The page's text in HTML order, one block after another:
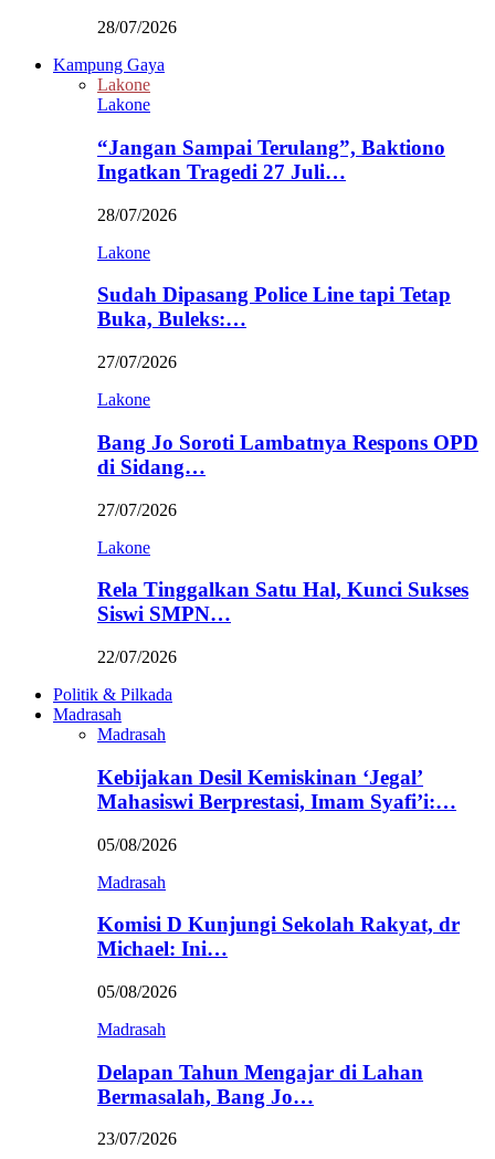
28/07/2026
Kampung Gaya
Lakone
Lakone
“Jangan Sampai Terulang”, Baktiono
Ingatkan Tragedi 27 Juli…
28/07/2026
Lakone
Sudah Dipasang Police Line tapi Tetap
Buka, Buleks:…
27/07/2026
Lakone
Bang Jo Soroti Lambatnya Respons OPD
di Sidang…
27/07/2026
Lakone
Rela Tinggalkan Satu Hal, Kunci Sukses
Siswi SMPN…
22/07/2026
Politik & Pilkada
Madrasah
Madrasah
Kebijakan Desil Kemiskinan ‘Jegal’
Mahasiswi Berprestasi, Imam Syafi’i:…
05/08/2026
Madrasah
Komisi D Kunjungi Sekolah Rakyat, dr
Michael: Ini…
05/08/2026
Madrasah
Delapan Tahun Mengajar di Lahan
Bermasalah, Bang Jo…
23/07/2026